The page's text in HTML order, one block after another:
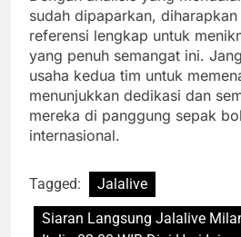
sudah dipaparkan,
referensi lengkap untuk
yang penuh semangat ini.
usaha kedua tim untuk
menunjukkan dedikasi dan
mereka di panggung sepak
internasional.
Tagged:
Jalalive
Siaran Langsung Jalalive